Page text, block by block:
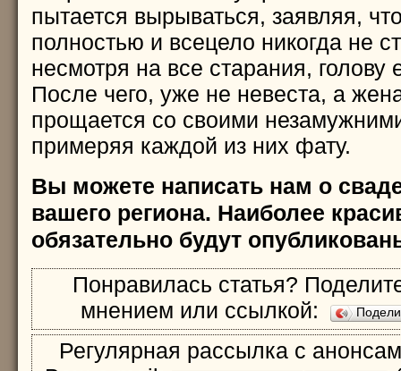
пытается вырываться, заявляя,
полностью и всецело никогда не
несмотря на все старания, голову
После чего, уже не невеста, а
прощается со своими
примеряя каждой из них фату.
Вы можете написать нам о
вашего региона. Наиболее
обязательно будут
Понравилась статья?
мнением или ссылкой:
Регулярная рассылка с